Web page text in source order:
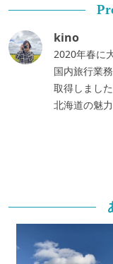
kino
2020年春に
国内旅行業
取得しまし
北海道の魅